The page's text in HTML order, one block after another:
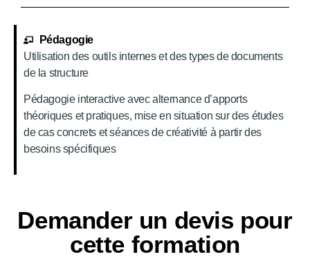
Pédagogie
Utilisation des outils internes et des types de documents
de la structure
Pédagogie interactive avec alternance d’apports
théoriques et pratiques, mise en situation sur des études
de cas concrets et séances de créativité à partir des
besoins spécifiques
Demander un devis pour
cette formation